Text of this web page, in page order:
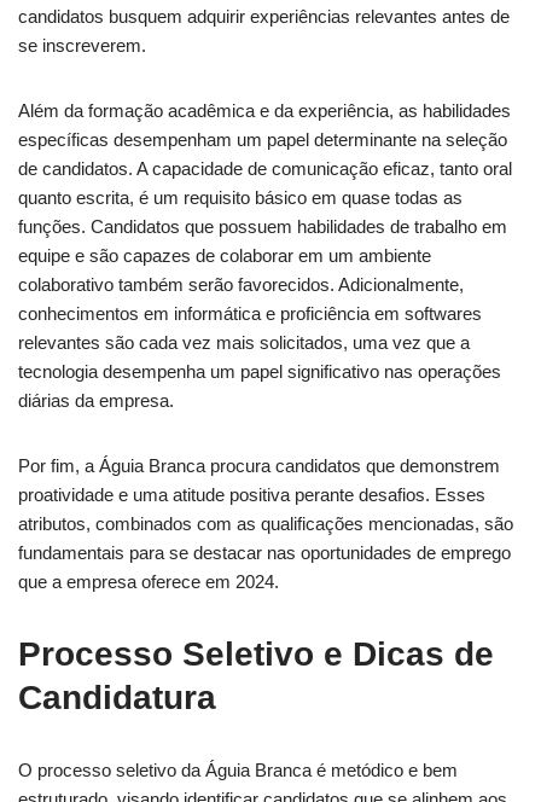
candidatos busquem adquirir experiências relevantes antes de
se inscreverem.
Além da formação acadêmica e da experiência, as habilidades
específicas desempenham um papel determinante na seleção
de candidatos. A capacidade de comunicação eficaz, tanto oral
quanto escrita, é um requisito básico em quase todas as
funções. Candidatos que possuem habilidades de trabalho em
equipe e são capazes de colaborar em um ambiente
colaborativo também serão favorecidos. Adicionalmente,
conhecimentos em informática e proficiência em softwares
relevantes são cada vez mais solicitados, uma vez que a
tecnologia desempenha um papel significativo nas operações
diárias da empresa.
Por fim, a Águia Branca procura candidatos que demonstrem
proatividade e uma atitude positiva perante desafios. Esses
atributos, combinados com as qualificações mencionadas, são
fundamentais para se destacar nas oportunidades de emprego
que a empresa oferece em 2024.
Processo Seletivo e Dicas de
Candidatura
O processo seletivo da Águia Branca é metódico e bem